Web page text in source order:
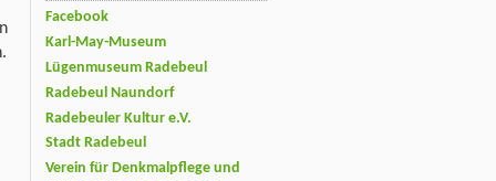
Facebook
Karl-May-Museum
Lügenmuseum Radebeul
Radebeul Naundorf
Radebeuler Kultur e.V.
Stadt Radebeul
Verein für Denkmalpflege und